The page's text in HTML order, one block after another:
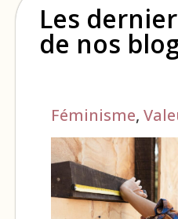
Les
de nos
Féminisme,